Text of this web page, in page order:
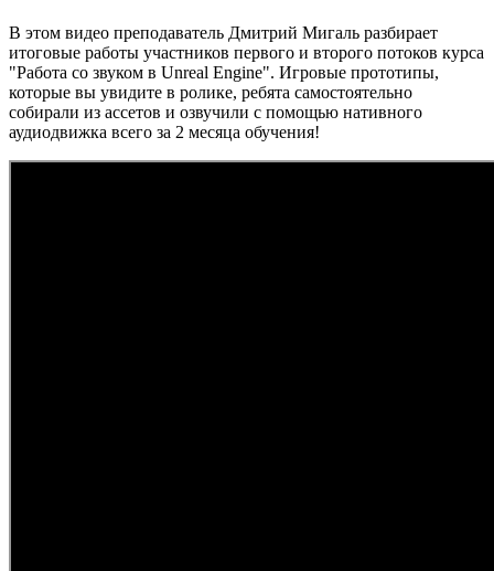
В этом видео преподаватель Дмитрий Мигаль разбирает
итоговые работы участников первого и второго потоков курса
"Работа со звуком в Unreal Engine". Игровые прототипы,
которые вы увидите в ролике, ребята самостоятельно
собирали из ассетов и озвучили с помощью нативного
аудиодвижка всего за 2 месяца обучения!